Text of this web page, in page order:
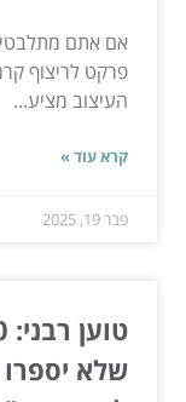
אם אתם
פרקט לריצוף
העיצוב מציע...
קרא עוד »
פבר 19, 2025
שלא